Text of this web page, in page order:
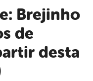
de
desta